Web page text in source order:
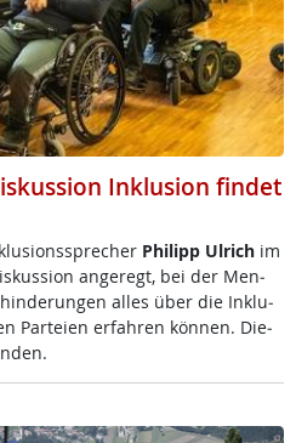
Inklusion findet
Phi­l­ipp Ul­rich im
an­ge­regt, bei der Men­
al­les über die In­k­lu­
Par­tei­en er­fah­ren kön­nen. Die­